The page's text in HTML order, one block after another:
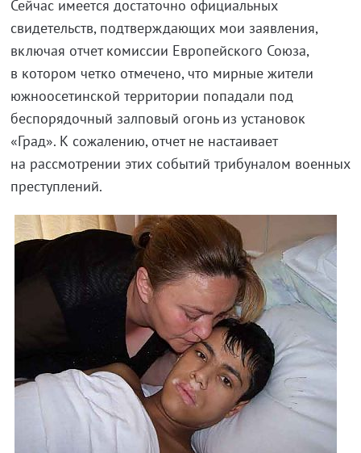
Сейчас имеется достаточно официальных
свидетельств, подтверждающих мои заявления,
включая отчет комиссии Европейского Союза,
в котором четко отмечено, что мирные жители
южноосетинской территории попадали под
беспорядочный залповый огонь из установок
«Град». К сожалению, отчет не настаивает
на рассмотрении этих событий трибуналом военных
преступлений.